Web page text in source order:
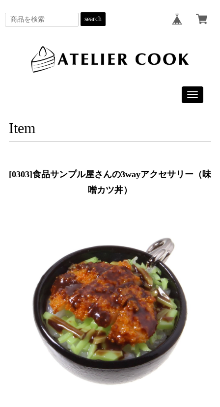
search
Toggle
Item
[0303]食品サンプル屋さんの3wayアクセサリー（味
噌カツ丼）